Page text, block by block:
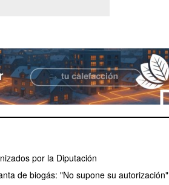
por la Diputación
de biogás: "No supone su autorización"